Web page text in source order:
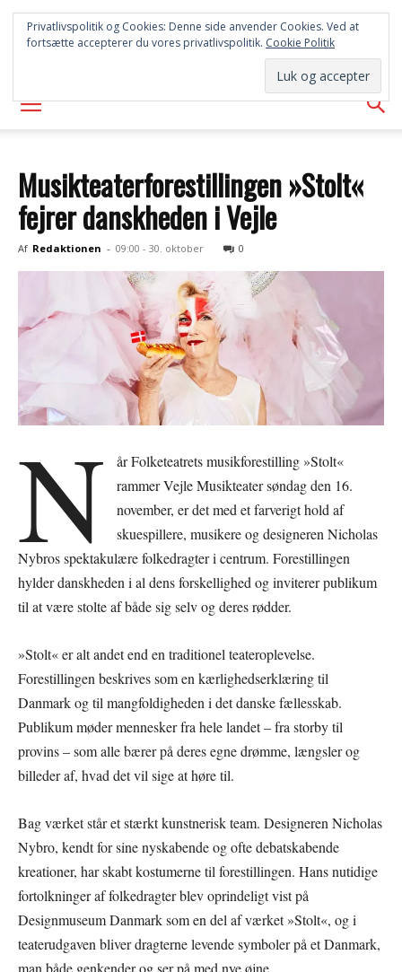
SYD
AVISEN
Musikteaterforestillingen »Stolt«
fejrer danskheden i Vejle
Af Redaktionen - 09:00 - 30. oktober 0
N
år Folketeatrets musikforestilling »Stolt«
rammer Vejle Musikteater søndag den 16.
november, er det med et farverigt hold af
skuespillere, musikere og designeren Nicholas
Nybros spektakulære folkedragter i centrum. Forestillingen
hylder danskheden i al dens forskellighed og inviterer publikum
til at være stolte af både sig selv og deres rødder.
»Stolt« er alt andet end en traditionel teateroplevelse.
Forestillingen beskrives som en kærlighedserklæring til
Danmark og til mangfoldigheden i det danske fællesskab.
Publikum møder mennesker fra hele landet – fra storby til
provins – som alle bærer på deres egne drømme, længsler og
billeder af, hvad det vil sige at høre til.
Bag værket står et stærkt kunstnerisk team. Designeren Nicholas
Nybro, kendt for sine nyskabende og ofte debatskabende
kreationer, har skabt kostumerne til forestillingen. Hans nutidige
fortolkninger af folkedragter blev oprindeligt vist på
Designmuseum Danmark som en del af værket »Stolt«, og i
teaterudgaven bliver dragterne levende symboler på et Danmark,
Privatlivspolitik og Cookies: Denne side anvender Cookies. Ved at
fortsætte accepterer du vores privatlivspolitik. Cookie Politik